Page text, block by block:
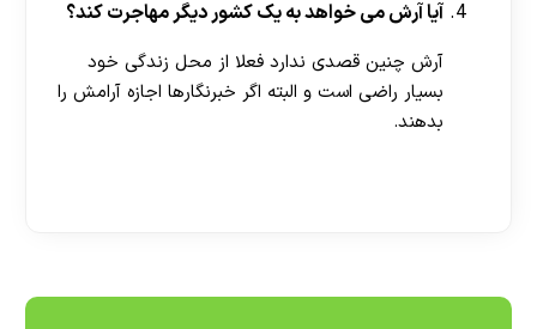
آیا آرش می خواهد به یک کشور دیگر مهاجرت کند؟
آرش چنین قصدی ندارد فعلا از محل زندگی خود
بسیار راضی است و البته اگر خبرنگارها اجازه آرامش را
بدهند.